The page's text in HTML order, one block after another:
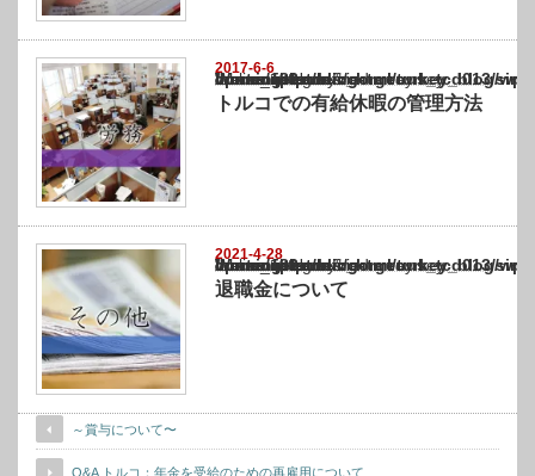
2017-6-6
Warning
: Undefined array key "show_category" in
/home/netst/kuno-cpa.co.jp/public_html/turkey_blog/wp-content/themes/
on line183
トルコでの有給休暇の管理方法
2021-4-28
Warning
: Undefined array key "show_category" in
/home/netst/kuno-cpa.co.jp/public_html/turkey_blog/wp-content/themes/
on line183
退職金について
～賞与について〜
Q&A トルコ：年金を受給のための再雇用について